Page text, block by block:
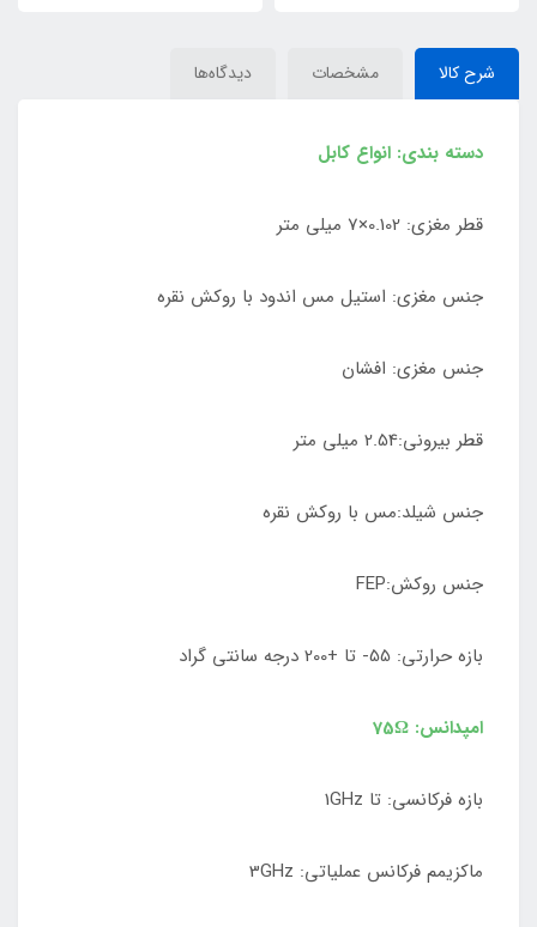
شرح کالا مشخصات دیدگاه‌ها
دسته بندی: انواع کابل
قطر مغزی: 0.102×7 میلی متر
جنس مغزی: استیل مس اندود با روکش نقره
جنس مغزی: افشان
قطر بیرونی:2.54 میلی متر
جنس شیلد:مس با روکش نقره
جنس روکش:FEP
بازه حرارتی: 55- تا +200 درجه سانتی گراد
امپدانس: 75Ω
بازه فرکانسی: تا 1GHz
ماکزیمم فرکانس عملیاتی: 3GHz